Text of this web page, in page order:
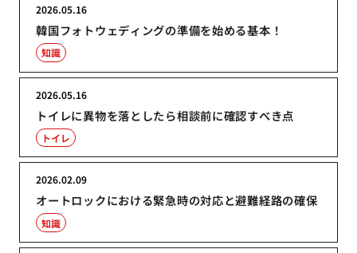
韓国フォトウェディングの準備を始める基本！
2026.05.16
知識
トイレに異物を落としたら相談前に確認すべき点
2026.05.16
トイレ
オートロックにおける緊急時の対応と避難経路の確保
2026.02.09
知識